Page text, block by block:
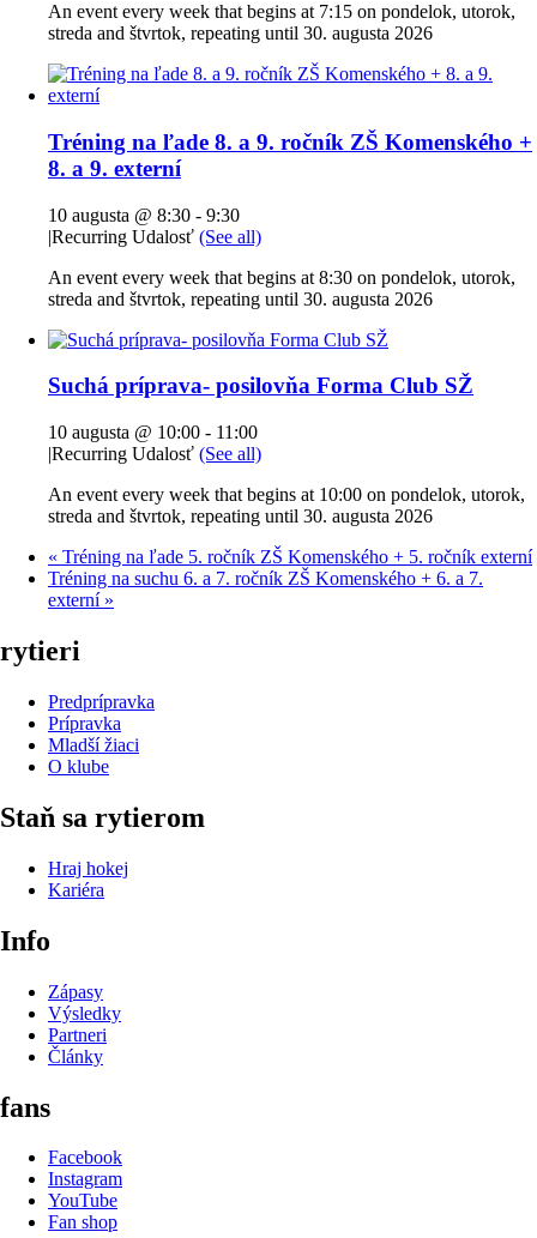
An event every week that begins at 7:15 on pondelok, utorok,
streda and štvrtok, repeating until 30. augusta 2026
Tréning na ľade 8. a 9. ročník ZŠ Komenského +
8. a 9. externí
10 augusta @ 8:30 - 9:30
|Recurring Udalosť (See all)
An event every week that begins at 8:30 on pondelok, utorok,
streda and štvrtok, repeating until 30. augusta 2026
Suchá príprava- posilovňa Forma Club SŽ
10 augusta @ 10:00 - 11:00
|Recurring Udalosť (See all)
An event every week that begins at 10:00 on pondelok, utorok,
streda and štvrtok, repeating until 30. augusta 2026
« Tréning na ľade 5. ročník ZŠ Komenského + 5. ročník externí
Tréning na suchu 6. a 7. ročník ZŠ Komenského + 6. a 7.
externí »
rytieri
Predprípravka
Prípravka
Mladší žiaci
O klube
Staň sa rytierom
Hraj hokej
Kariéra
Info
Zápasy
Výsledky
Partneri
Články
fans
Facebook
Instagram
YouTube
Fan shop